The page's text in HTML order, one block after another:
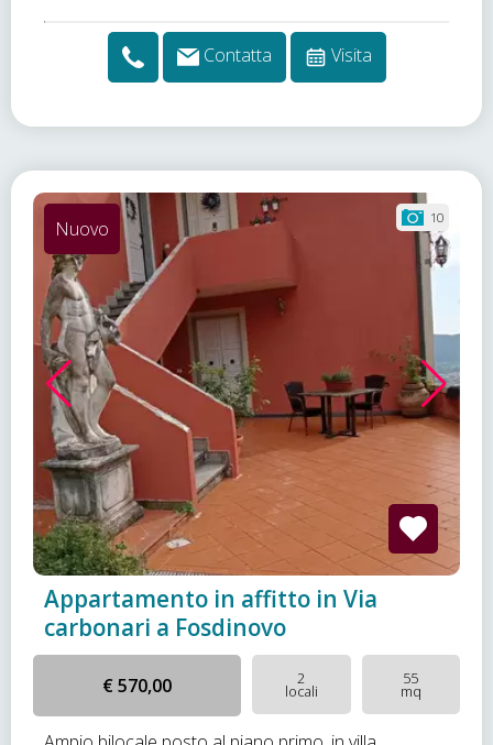
Contatta Visita
10
Nuovo
Appartamento in affitto in Via
carbonari a Fosdinovo
€ 570,00 2
locali
55
mq